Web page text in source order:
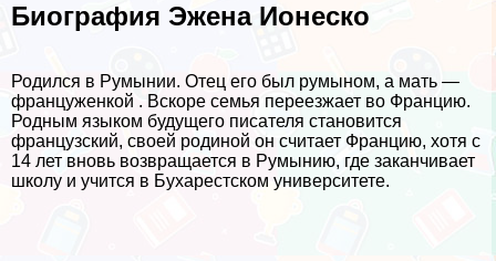
Биография Эжена Ионеско
Родился в Румынии. Отец его был румыном, а мать —
француженкой . Вскоре семья переезжает во Францию.
Родным языком будущего писателя становится
французский, своей родиной он считает Францию, хотя с
14 лет вновь возвращается в Румынию, где заканчивает
школу и учится в Бухарестском университете.